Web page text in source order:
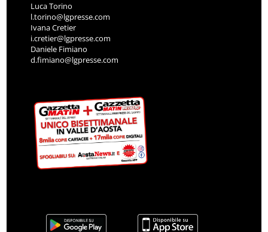
Luca Torino
l.torino@lgpresse.com
Ivana Cretier
i.cretier@lgpresse.com
Daniele Fimiano
d.fimiano@lgpresse.com